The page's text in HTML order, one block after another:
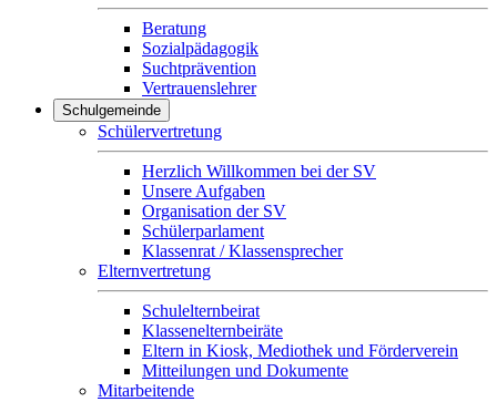
Beratung
Sozialpädagogik
Suchtprävention
Vertrauenslehrer
Schulgemeinde
Schülervertretung
Herzlich Willkommen bei der SV
Unsere Aufgaben
Organisation der SV
Schülerparlament
Klassenrat / Klassensprecher
Elternvertretung
Schulelternbeirat
Klassenelternbeiräte
Eltern in Kiosk, Mediothek und Förderverein
Mitteilungen und Dokumente
Mitarbeitende